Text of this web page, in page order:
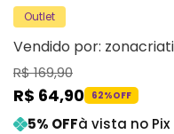
Outlet
Vendido por:
R$169,90
R$ 64,90 62%OFF
5% OFFà vista no Pix